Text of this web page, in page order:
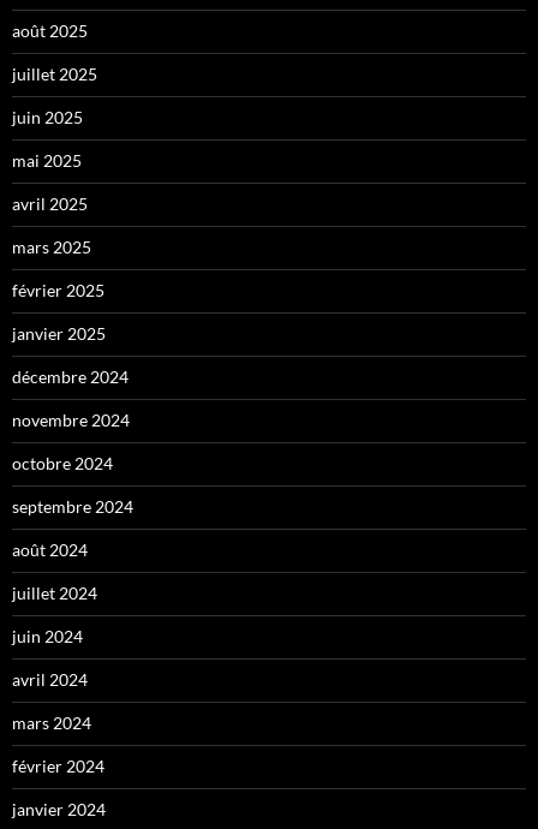
août 2025
juillet 2025
juin 2025
mai 2025
avril 2025
mars 2025
février 2025
janvier 2025
décembre 2024
novembre 2024
octobre 2024
septembre 2024
août 2024
juillet 2024
juin 2024
avril 2024
mars 2024
février 2024
janvier 2024